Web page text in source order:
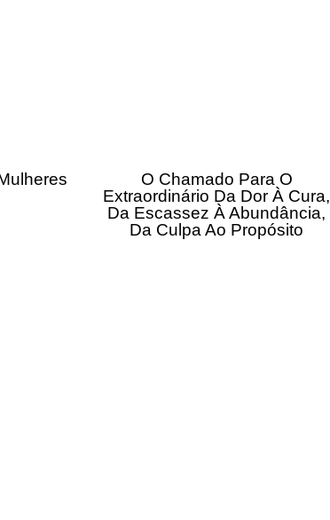
O Chamado Para O
Extraordinário Da Dor À Cura,
Da Escassez À Abundância,
Da Culpa Ao Propósito